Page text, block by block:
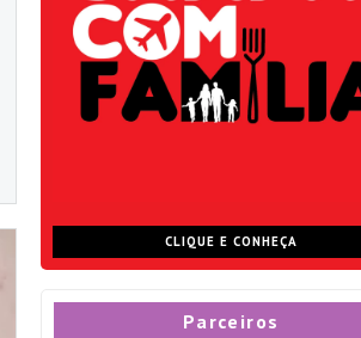
CLIQUE E CONHEÇA
Parceiros